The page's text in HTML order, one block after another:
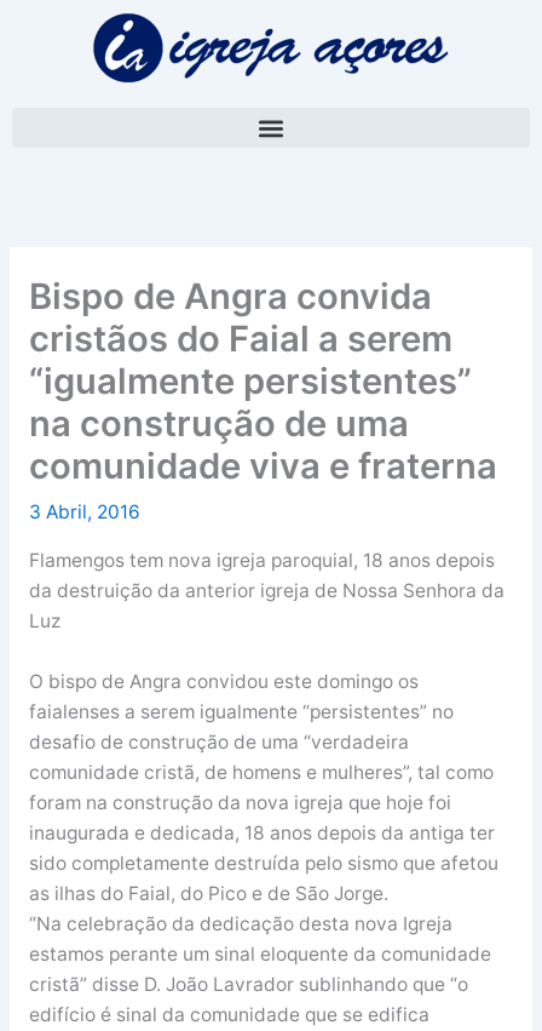
Bispo de Angra convida
cristãos do Faial a serem
“igualmente persistentes”
na construção de uma
comunidade viva e fraterna
3 Abril, 2016
Flamengos tem nova igreja paroquial, 18 anos depois
da destruição da anterior igreja de Nossa Senhora da
Luz
O bispo de Angra convidou este domingo os
faialenses a serem igualmente “persistentes” no
desafio de construção de uma “verdadeira
comunidade cristã, de homens e mulheres”, tal como
foram na construção da nova igreja que hoje foi
inaugurada e dedicada, 18 anos depois da antiga ter
sido completamente destruída pelo sismo que afetou
as ilhas do Faial, do Pico e de São Jorge.
“Na celebração da dedicação desta nova Igreja
estamos perante um sinal eloquente da comunidade
cristã” disse D. João Lavrador sublinhando que “o
edifício é sinal da comunidade que se edifica